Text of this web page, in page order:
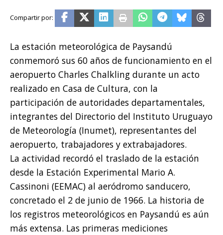
La estación meteorológica de Paysandú
conmemoró sus 60 años de funcionamiento en el
aeropuerto Charles Chalkling durante un acto
realizado en Casa de Cultura, con la
participación de autoridades departamentales,
integrantes del Directorio del Instituto Uruguayo
de Meteorología (Inumet), representantes del
aeropuerto, trabajadores y extrabajadores.
La actividad recordó el traslado de la estación
desde la Estación Experimental Mario A.
Cassinoni (EEMAC) al aeródromo sanducero,
concretado el 2 de junio de 1966. La historia de
los registros meteorológicos en Paysandú es aún
más extensa. Las primeras mediciones